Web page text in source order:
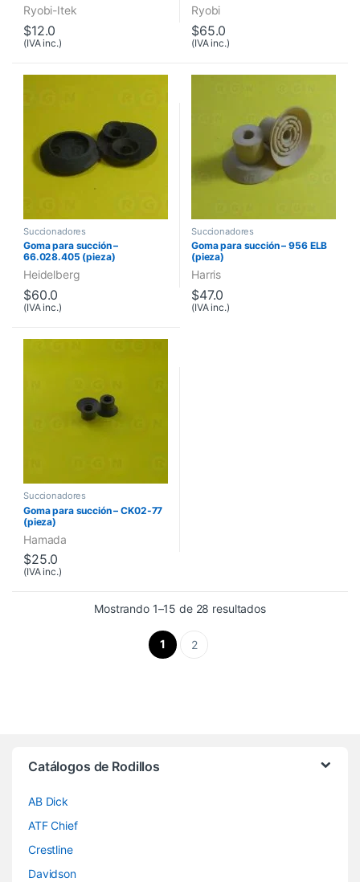
Ryobi-Itek
$12.0
(IVA inc.)
Ryobi
$65.0
(IVA inc.)
Succionadores
Goma para succión –
66.028.405 (pieza)
Heidelberg
$60.0
(IVA inc.)
Succionadores
Goma para succión – 956 ELB
(pieza)
Harris
$47.0
(IVA inc.)
Succionadores
Goma para succión – CK02-77
(pieza)
Hamada
$25.0
(IVA inc.)
Mostrando 1–15 de 28 resultados
1 2
Catálogos de Rodillos
AB Dick
ATF Chief
Crestline
Davidson